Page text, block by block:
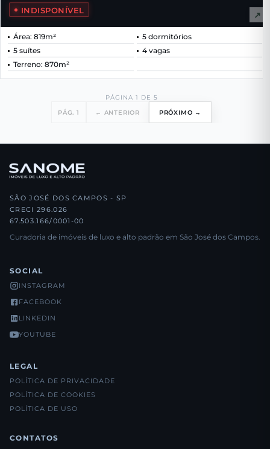
INDISPONÍVEL ↗
Área: 819m²
5 dormitórios
5 suítes
4 vagas
Terreno: 870m²
PÁG. 1 ← ANTERIOR
PÁGINA 1 DE 5
PRÓXIMO →
SÃO JOSÉ DOS CAMPOS - SP
CRECI 296.026
67.503.166/0001-00
Curadoria de imóveis de luxo e alto padrão em São José dos Campos.
SOCIAL
INSTAGRAM
FACEBOOK
LINKEDIN
YOUTUBE
LEGAL
POLÍTICA DE PRIVACIDADE
POLÍTICA DE COOKIES
POLÍTICA DE USO
CONTATOS